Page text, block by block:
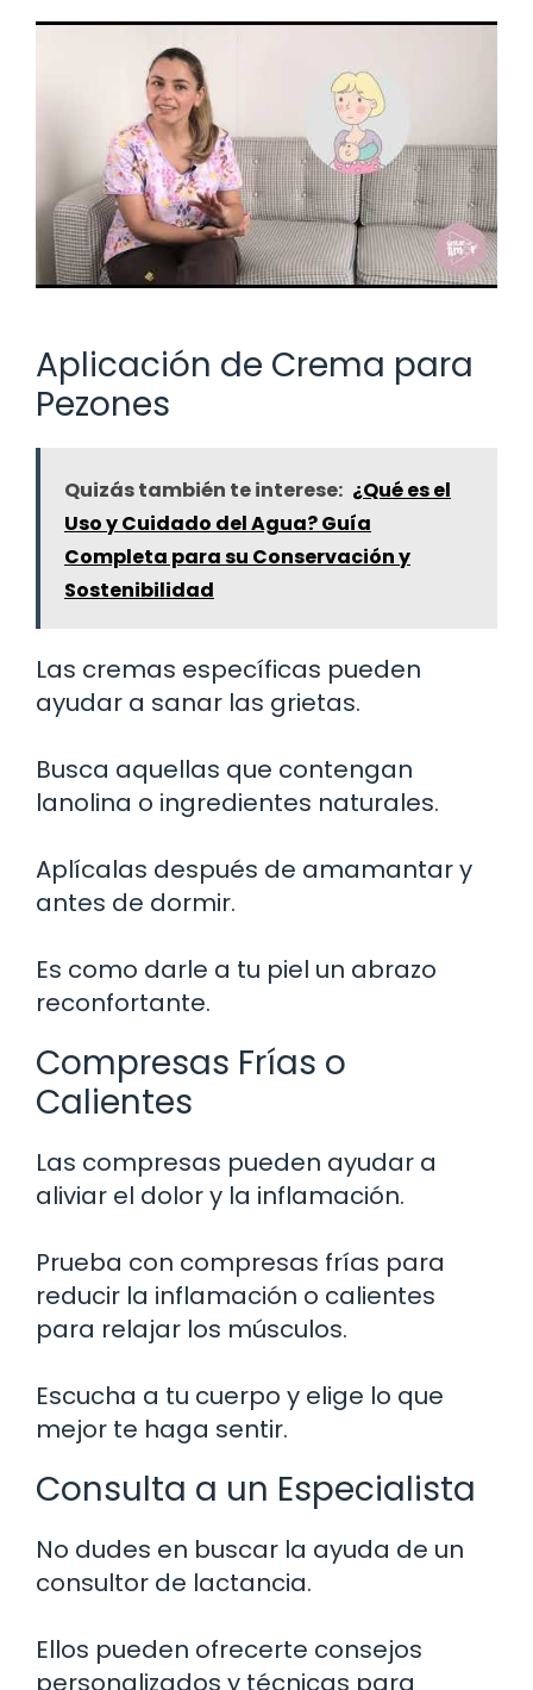
Aplicación de Crema para
Pezones
Quizás también te interese: ¿Qué es el
Uso y Cuidado del Agua? Guía
Completa para su Conservación y
Sostenibilidad
Las cremas específicas pueden
ayudar a sanar las grietas.
Busca aquellas que contengan
lanolina o ingredientes naturales.
Aplícalas después de amamantar y
antes de dormir.
Es como darle a tu piel un abrazo
reconfortante.
Compresas Frías o
Calientes
Las compresas pueden ayudar a
aliviar el dolor y la inflamación.
Prueba con compresas frías para
reducir la inflamación o calientes
para relajar los músculos.
Escucha a tu cuerpo y elige lo que
mejor te haga sentir.
Consulta a un Especialista
No dudes en buscar la ayuda de un
consultor de lactancia.
Ellos pueden ofrecerte consejos
personalizados y técnicas para